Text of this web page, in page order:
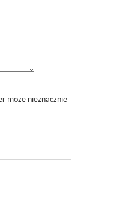
może nieznacznie